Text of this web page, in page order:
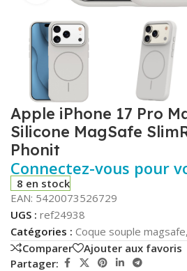
Apple iPhone 17 Pro
Silicone MagSafe
Phonit
Connectez-vous pour
8 en stock
EAN: 5420073526729
UGS : ref24938
Catégories : Coque souple magsafe,
Comparer
Ajouter aux favoris
Partager: